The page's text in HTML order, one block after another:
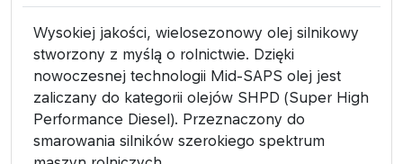
Wysokiej jakości, wielosezonowy olej silnikowy
stworzony z myślą o rolnictwie. Dzięki
nowoczesnej technologii Mid-SAPS olej jest
zaliczany do kategorii olejów SHPD (Super High
Performance Diesel). Przeznaczony do
smarowania silników szerokiego spektrum